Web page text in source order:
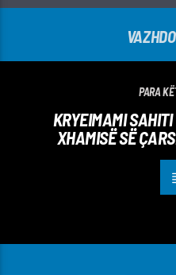
PARA
KRYEIMAMI
XHAMISË SË